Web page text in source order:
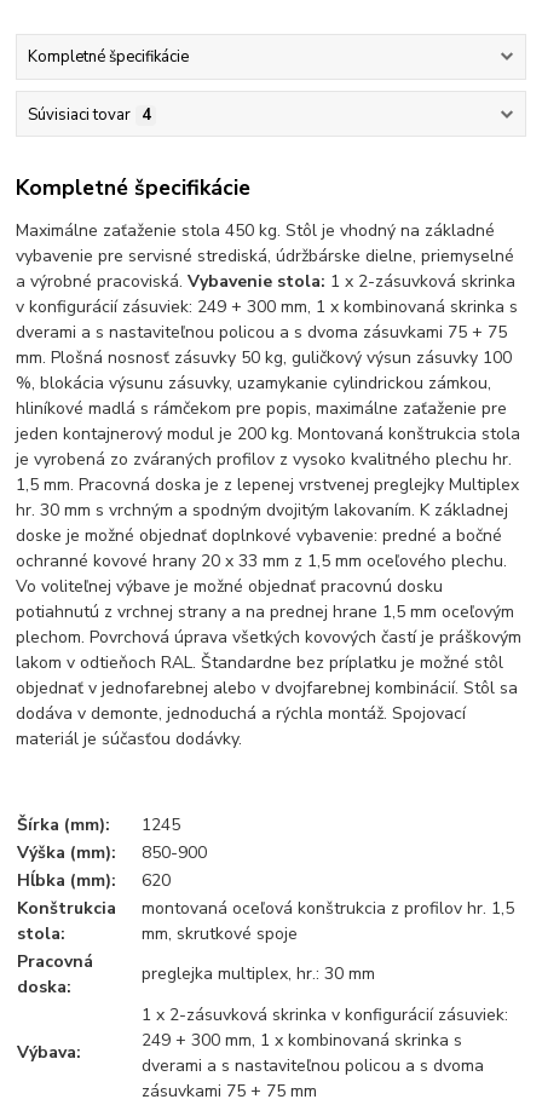
Kompletné špecifikácie
Súvisiaci tovar 4
Kompletné špecifikácie
Maximálne zaťaženie stola 450 kg. Stôl je vhodný na základné
vybavenie pre servisné strediská, údržbárske dielne, priemyselné
a výrobné pracoviská.Vybavenie stola: 1 x 2-zásuvková skrinka
v konfigurácií zásuviek: 249 + 300 mm, 1 x kombinovaná skrinka s
dverami a s nastaviteľnou policou a s dvoma zásuvkami 75 + 75
mm. Plošná nosnosť zásuvky 50 kg, guličkový výsun zásuvky 100
%, blokácia výsunu zásuvky, uzamykanie cylindrickou zámkou,
hliníkové madlá s rámčekom pre popis, maximálne zaťaženie pre
jeden kontajnerový modul je 200 kg. Montovaná konštrukcia stola
je vyrobená zo zváraných profilov z vysoko kvalitného plechu hr.
1,5 mm. Pracovná doska je z lepenej vrstvenej preglejky Multiplex
hr. 30 mm s vrchným a spodným dvojitým lakovaním. K základnej
doske je možné objednať doplnkové vybavenie: predné a bočné
ochranné kovové hrany 20 x 33 mm z 1,5 mm oceľového plechu.
Vo voliteľnej výbave je možné objednať pracovnú dosku
potiahnutú z vrchnej strany a na prednej hrane 1,5 mm oceľovým
plechom. Povrchová úprava všetkých kovových častí je práškovým
lakom v odtieňoch RAL. Štandardne bez príplatku je možné stôl
objednať v jednofarebnej alebo v dvojfarebnej kombinácií. Stôl sa
dodáva v demonte, jednoduchá a rýchla montáž. Spojovací
materiál je súčasťou dodávky.
Šírka (mm):
1245
Výška (mm):
850-900
Hĺbka (mm):
620
Konštrukcia
stola:
montovaná oceľová konštrukcia z profilov hr. 1,5
mm, skrutkové spoje
Pracovná
doska:
preglejka multiplex, hr.: 30 mm
Výbava:
1 x 2-zásuvková skrinka v konfigurácií zásuviek:
249 + 300 mm, 1 x kombinovaná skrinka s
dverami a s nastaviteľnou policou a s dvoma
zásuvkami 75 + 75 mm